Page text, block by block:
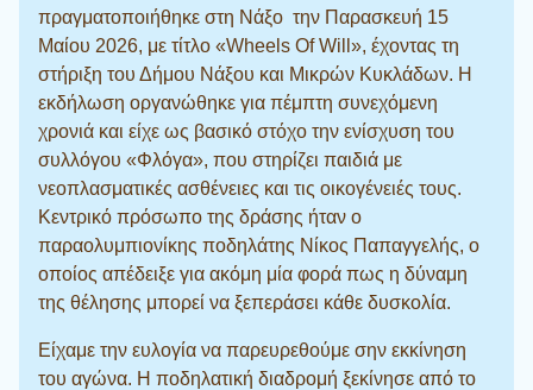
πραγματοποιήθηκε στη Νάξο την Παρασκευή 15
Μαίου 2026, με τίτλο «Wheels Of Will», έχοντας τη
στήριξη του Δήμου Νάξου και Μικρών Κυκλάδων. Η
εκδήλωση οργανώθηκε για πέμπτη συνεχόμενη
χρονιά και είχε ως βασικό στόχο την ενίσχυση του
συλλόγου «Φλόγα», που στηρίζει παιδιά με
νεοπλασματικές ασθένειες και τις οικογένειές τους.
Κεντρικό πρόσωπο της δράσης ήταν ο
παραολυμπιονίκης ποδηλάτης Νίκος Παπαγγελής, ο
οποίος απέδειξε για ακόμη μία φορά πως η δύναμη
της θέλησης μπορεί να ξεπεράσει κάθε δυσκολία.
Είχαμε την ευλογία να παρευρεθούμε σην εκκίνηση
του αγώνα. Η ποδηλατική διαδρομή ξεκίνησε από το